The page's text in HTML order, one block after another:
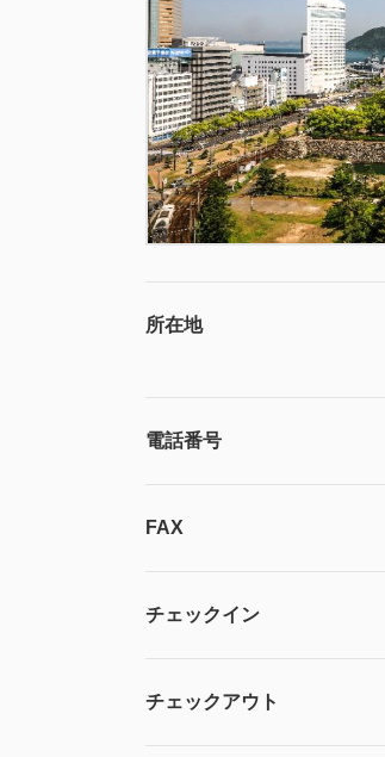
所在地
電話番号
FAX
チェックイン
チェックアウト